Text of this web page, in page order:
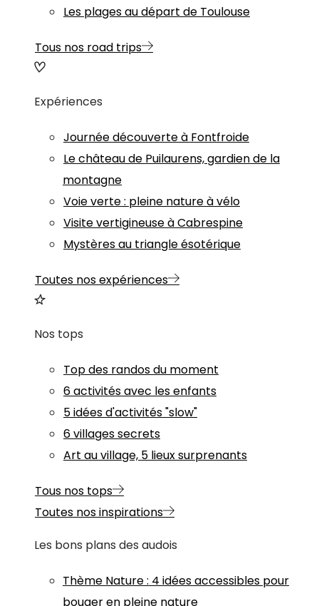
Les plages au départ de Toulouse
Tous nos road trips
Expériences
Journée découverte à Fontfroide
Le château de Puilaurens, gardien de la
montagne
Voie verte : pleine nature à vélo
Visite vertigineuse à Cabrespine
Mystères au triangle ésotérique
Toutes nos expériences
Nos tops
Top des randos du moment
6 activités avec les enfants
5 idées d'activités "slow"
6 villages secrets
Art au village, 5 lieux surprenants
Tous nos tops
Toutes nos inspirations
Les bons plans des audois
Thème Nature: 4 idées accessibles pour
bouger en pleine nature